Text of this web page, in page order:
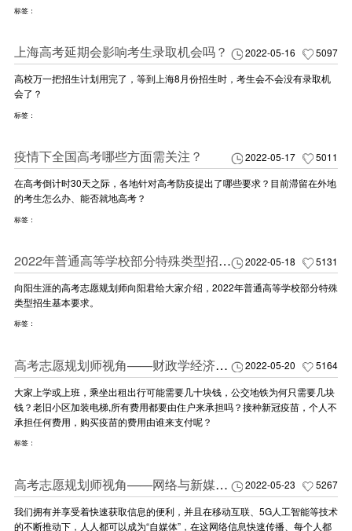
标签：
2022-05-16 5097
上海高考延期会影响考生录取机会吗？
高校万一把招生计划用完了，等到上海8月份招生时，考生会不会没有录取机
会了？
标签：
2022-05-17 5011
疫情下全国高考哪些方面需关注？
在高考倒计时30天之际，各地针对高考防疫提出了哪些要求？目前滞留在外地
的考生怎么办、能否就地高考？
标签：
2022-05-18 5131
2022年普通高等学校部分特殊类型招生基本要求
向阳生涯的高考志愿规划师向阳君给大家介绍，2022年普通高等学校部分特殊
类型招生基本要求​。
标签：
2022-05-20 5164
高考志愿规划师视角——财政学经济学专业解读
大家上学或上班，乘坐出租出行可能需要几十块钱，公交地铁为何只需要几块
钱？老旧小区加装电梯,所有费用都要由住户来承担吗？接种新冠疫苗，个人不
承担任何费用，购买疫苗的费用由谁来支付呢？
标签：
2022-05-23 5267
高考志愿规划师视角——网络与新媒体文学专业解读
我们拥有并享受着快速获取信息的便利，并且在移动互联、5G人工智能等技术
的不断推动下，人人都可以成为“自媒体”，在这网络信息快速传播、每个人都